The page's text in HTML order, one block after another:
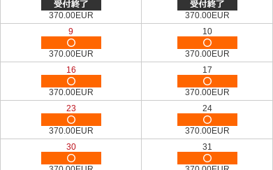
370.00EUR 370.00EUR
9
370.00EUR
10
370.00EUR
16
370.00EUR
17
370.00EUR
23
370.00EUR
24
370.00EUR
30
31